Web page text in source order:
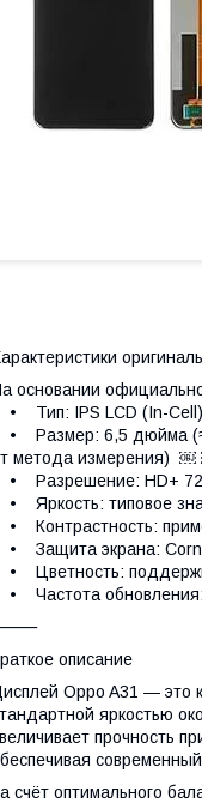
основании
• Тип: IPS LCD (In-
• Размер: 6,5 дюйма
метода измерения)
• Разрешение: HD+
• Яркость: типовое
• Контрастность:
• Защита экрана:
• Цветность:
• Частота
описание
Oppo A31 — это
яркостью
прочность
счёт оптимального